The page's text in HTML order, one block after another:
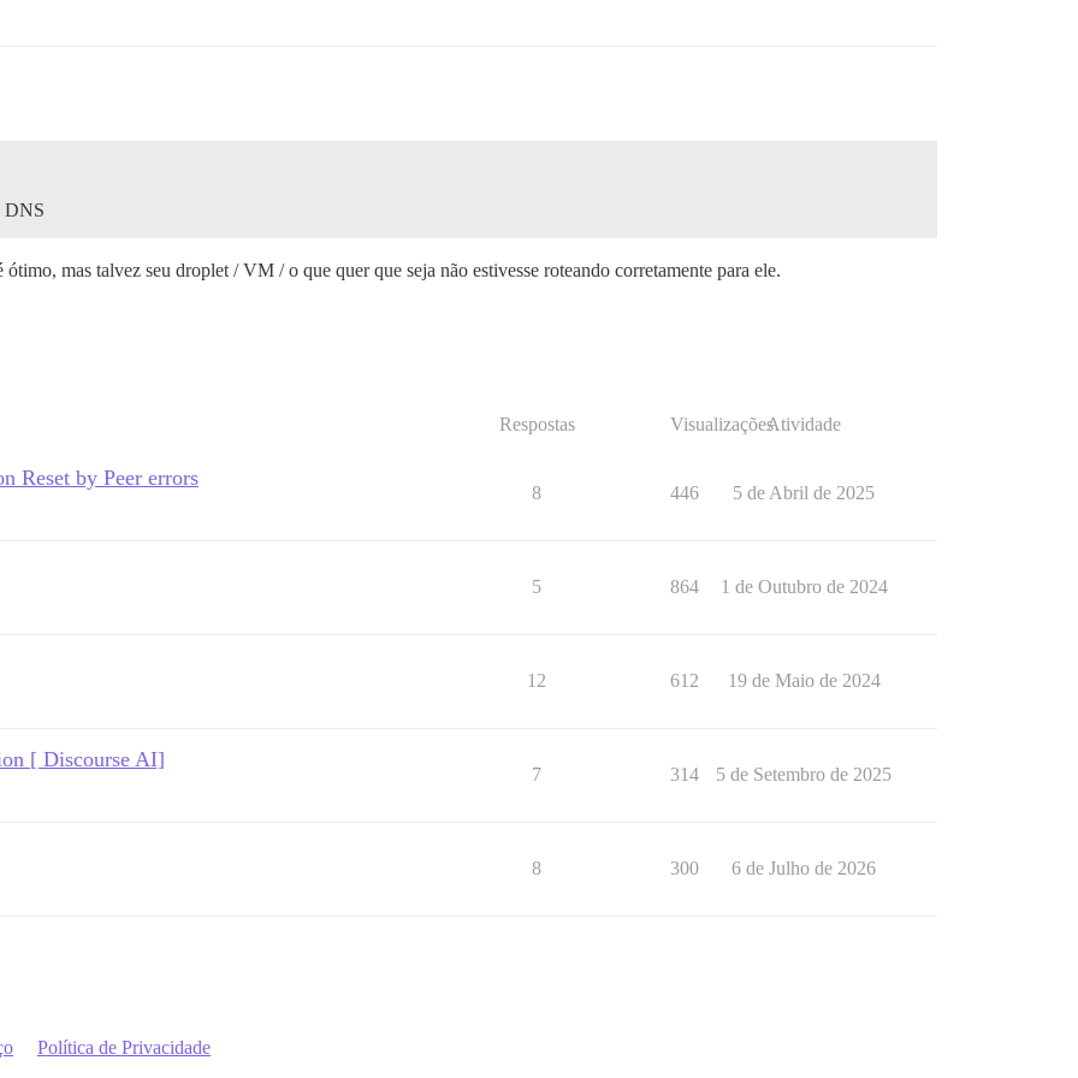
DNS
mas talvez seu droplet / VM / o que quer que seja não estivesse roteando corretamente para ele.
Respostas VisualizaçõesAtividade
Reset by Peer errors
8 446 5 de Abril de 2025
5 864 1 de Outubro de 2024
12 612 19 de Maio de 2024
[ Discourse AI]
7 314 5 de Setembro de 2025
8 300 6 de Julho de 2026
Política de Privacidade